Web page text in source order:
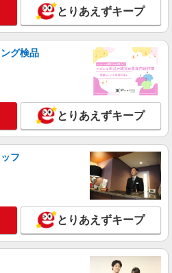
ばプラス田園調布 （東京都大田区田
22番11号）
詳細を見る
・キッチンスタッフ ＜優先募集日
フルタイム
田区北嶺町37-13
詳細を見る
チノマ大森店
・キッチンスタッフ ＜優先募集日
月〜金） 11:00〜17:00
とりあえずキープ
グ検品
とりあえずキープ
フ
とりあえずキープ